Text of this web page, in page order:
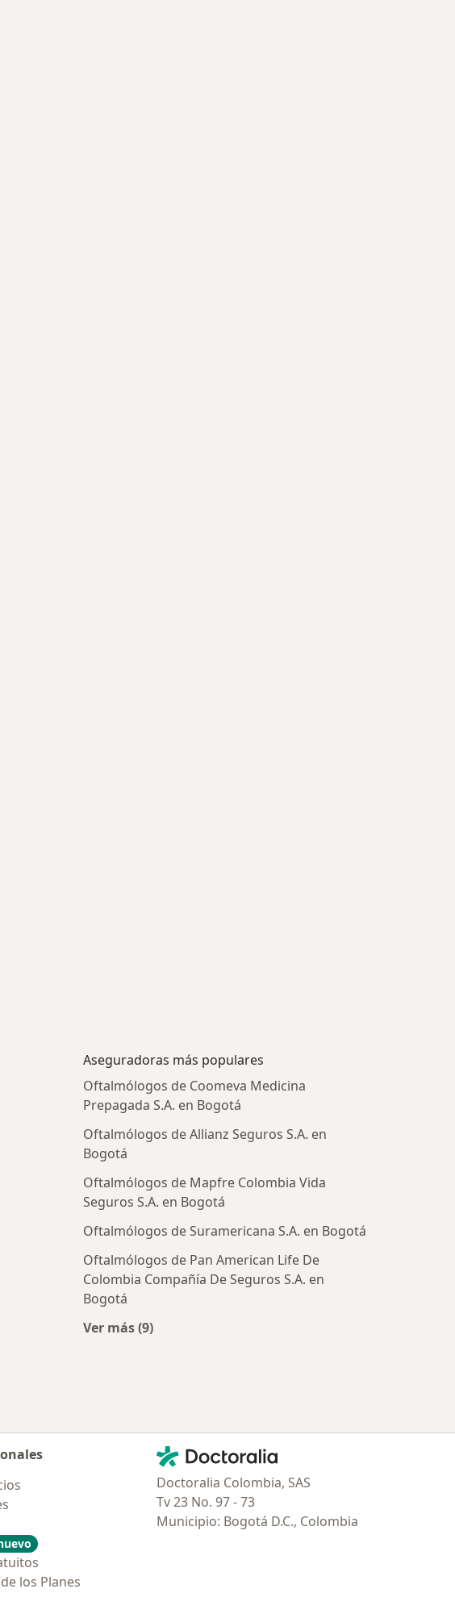
Aseguradoras más populares
Oftalmólogos de Coomeva Medicina
Prepagada S.A. en Bogotá
Oftalmólogos de Allianz Seguros S.A. en
Bogotá
Oftalmólogos de Mapfre Colombia Vida
Seguros S.A. en Bogotá
Oftalmólogos de Suramericana S.A. en Bogotá
Oftalmólogos de Pan American Life De
Colombia Compañía De Seguros S.A. en
Bogotá
Ver más (9)
los Planes
Contacto
Doctoralia - Página de inicio
Doctoralia Colombia, SAS
Tv 23 No. 97 - 73
Municipio: Bogotá D.C., Colombia